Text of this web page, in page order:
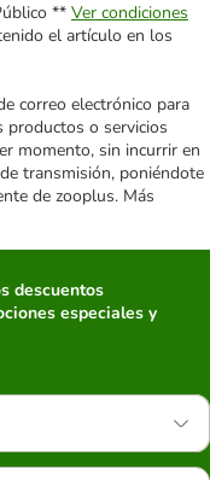
** Ver condiciones
el artículo en los
correo electrónico para
productos o servicios
momento, sin incurrir en
transmisión, poniéndote
de zooplus. Más
descuentos
especiales y